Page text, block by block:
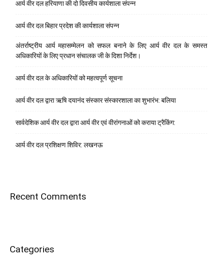
आर्य वीर दल हरियाणा की दो दिवसीय कार्यशाला संपन्न
आर्य वीर दल बिहार प्रदेश की कार्यशाला संपन्न
अंतर्राष्ट्रीय आर्य महासम्मेलन को सफल बनाने के लिए आर्य वीर दल के समस्त
अधिकारियों के लिए प्रधान संचालक जी के दिशा निर्देश।
आर्य वीर दल के अधिकारियों को महत्वपूर्ण सूचना
आर्य वीर दल द्वारा ऋषि दयानंद संस्कार संस्कारशाला का शुभारंभ: बलिया
सार्वदेशिक आर्य वीर दल द्वारा आर्य वीर एवं वीरांगनाओं को कराया ट्रैकिंग:
आर्य वीर दल प्रशिक्षण शिविर: लखनऊ
Recent Comments
Categories